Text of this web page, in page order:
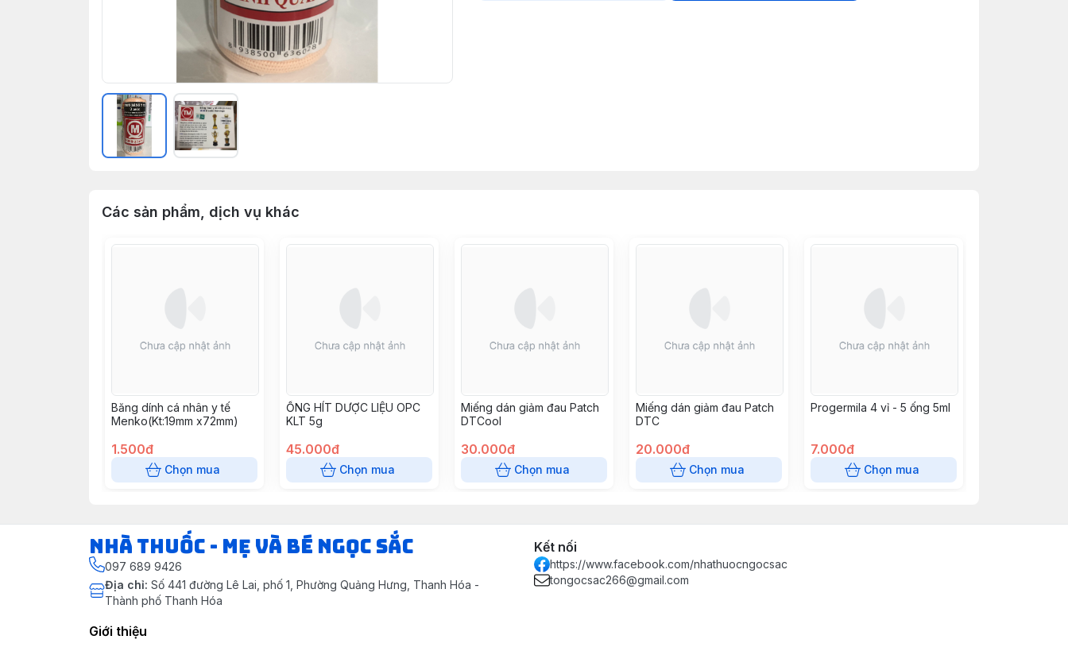
Các sản phẩm, dịch vụ khác
Băng dính cá nhân y tế
Menko(Kt:19mm x72mm)
1.500đ
Chọn mua
ỐNG HÍT DƯỢC LIỆU OPC
KLT 5g
45.000đ
Chọn mua
Miếng dán giảm đau Patch
DTCool
30.000đ
Chọn mua
Miếng dán giảm đau Patch
DTC
20.000đ
Chọn mua
Progermila 4 vỉ - 5 ống 5ml
7.000đ
Chọn mua
Nhà Thuốc - Mẹ và Bé Ngọc Sắc
097 689 9426
Địa chỉ: Số 441 đường Lê Lai, phố 1, Phường Quảng Hưng, Thanh Hóa -
Thành phố Thanh Hóa
Kết nối
https://www.facebook.com/nhathuocngocsac
tongocsac266@gmail.com
Giới thiệu